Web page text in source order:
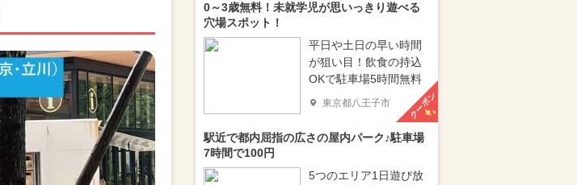
0～3歳無料！未就学児が思いっきり遊べる
穴場スポット！
平日や土日の早い時間
が狙い目！飲食の持込
OKで駐車場5時間無料
東京都八王子市 クーポン
駅近で都内屈指の広さの屋内パーク♪駐車場
7時間で100円
5つのエリア1日遊び放